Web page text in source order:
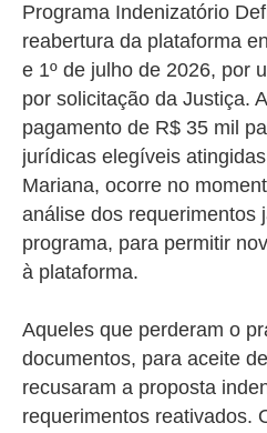
Programa Indenizatório
reabertura da plataforma
e 1º de julho de 2026, por
por solicitação da Justiça.
pagamento de R$ 35 mil
jurídicas elegíveis
Mariana, ocorre no
análise dos requerimentos
programa, para permitir
à plataforma.
Aqueles que perderam o
documentos, para aceite
recusaram a proposta
requerimentos reativados.